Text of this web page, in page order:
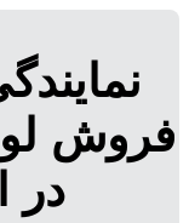
فروش
در